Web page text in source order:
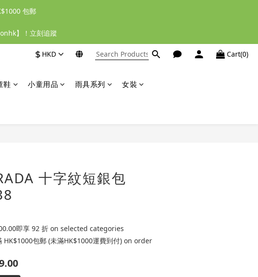
包郵
】！立刻追蹤
$ HKD Cart(0)
鞋 小童用品 雨具系列 女裝
十字紋短銀包
即享 92 折 on selected categories
HK$1000包郵 (未滿HK$1000運費到付) on order